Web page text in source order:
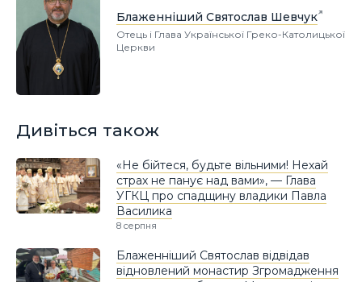
Блаженніший Святослав Шевчук
Отець і Глава Української Греко-Католицької
Церкви
Дивіться також
«Не бійтеся, будьте вільними! Нехай
страх не панує над вами», — Глава
УГКЦ про спадщину владики Павла
Василика
8 серпня
Блаженніший Святослав відвідав
відновлений монастир Згромадження